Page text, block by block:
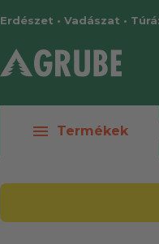
Erdészet • Vadászat •
menu Termékek